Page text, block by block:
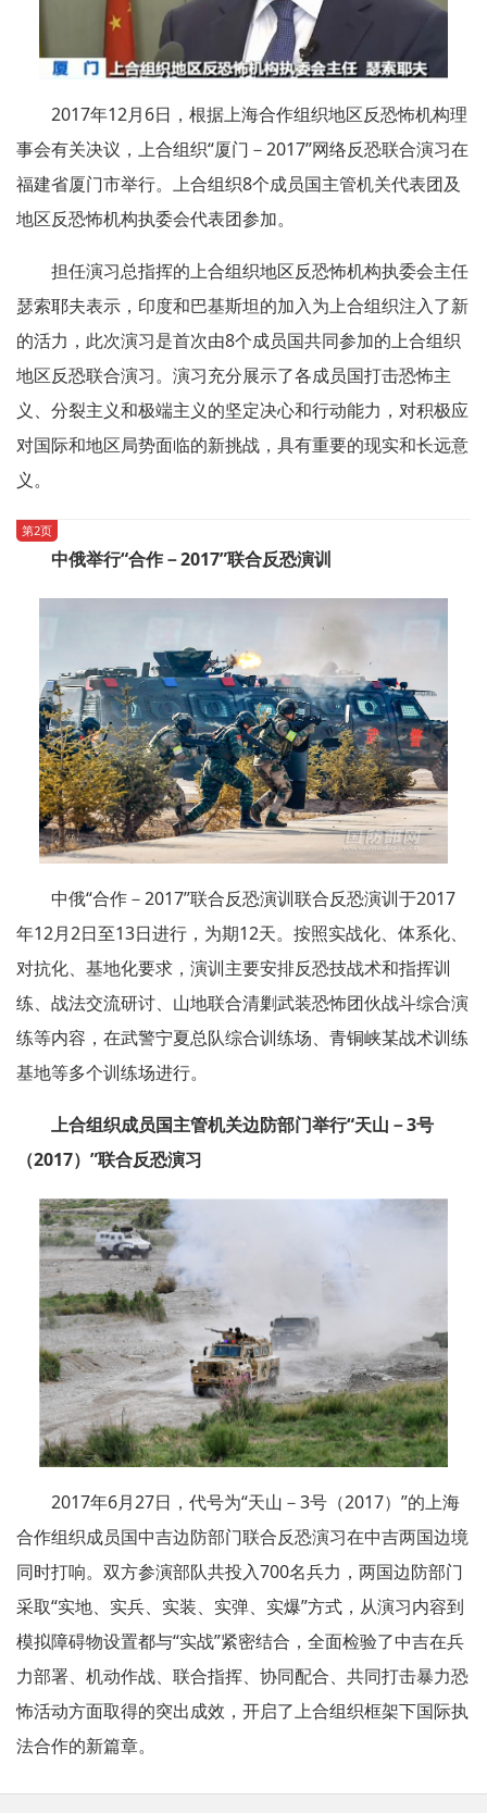
2017年12月6日，根据上海合作组织地区反恐怖机构理
事会有关决议，上合组织“厦门－2017”网络反恐联合演习在
福建省厦门市举行。上合组织8个成员国主管机关代表团及
地区反恐怖机构执委会代表团参加。
担任演习总指挥的上合组织地区反恐怖机构执委会主任
瑟索耶夫表示，印度和巴基斯坦的加入为上合组织注入了新
的活力，此次演习是首次由8个成员国共同参加的上合组织
地区反恐联合演习。演习充分展示了各成员国打击恐怖主
义、分裂主义和极端主义的坚定决心和行动能力，对积极应
对国际和地区局势面临的新挑战，具有重要的现实和长远意
义。
第2页
中俄举行“合作－2017”联合反恐演训
中俄“合作－2017”联合反恐演训联合反恐演训于2017
年12月2日至13日进行，为期12天。按照实战化、体系化、
对抗化、基地化要求，演训主要安排反恐技战术和指挥训
练、战法交流研讨、山地联合清剿武装恐怖团伙战斗综合演
练等内容，在武警宁夏总队综合训练场、青铜峡某战术训练
基地等多个训练场进行。
上合组织成员国主管机关边防部门举行“天山－3号
（2017）”联合反恐演习
2017年6月27日，代号为“天山－3号（2017）”的上海
合作组织成员国中吉边防部门联合反恐演习在中吉两国边境
同时打响。双方参演部队共投入700名兵力，两国边防部门
采取“实地、实兵、实装、实弹、实爆”方式，从演习内容到
模拟障碍物设置都与“实战”紧密结合，全面检验了中吉在兵
力部署、机动作战、联合指挥、协同配合、共同打击暴力恐
怖活动方面取得的突出成效，开启了上合组织框架下国际执
法合作的新篇章。